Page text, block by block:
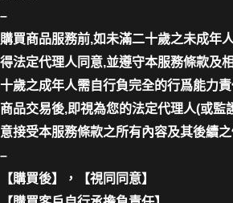
–
購買商品服務前,如未滿二十歲之未成年
得法定代理人同意,並遵守本服務條款及
十歲之成年人需自行負完全的行爲能力
商品交易後,即視為您的法定代理人(或監
意接受本服務條款之所有內容及其後續之
–
【購買後】，【視同同意】